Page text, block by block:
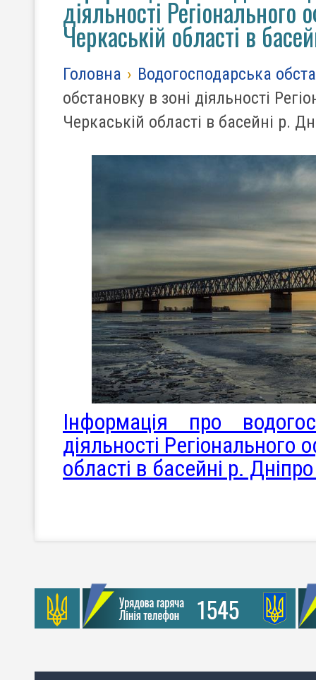
діяльності Регіонального
Черкаській області в
Головна › Водогосподарська
обстановку в зоні діяльності
Черкаській області в басейні р.
Інформація про
діяльності Регіонального
області в басейні р.